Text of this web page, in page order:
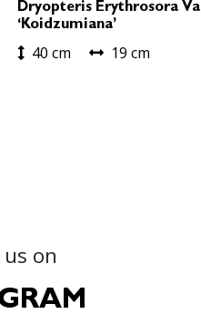
Dryopteris Erythrosora
‘Koidzumiana’
40 cm 19 cm
on